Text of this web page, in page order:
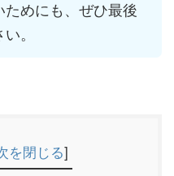
めにも、ぜひ最後
。
を閉じる]